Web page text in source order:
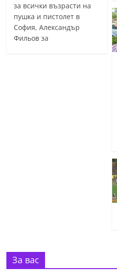
за всички възрасти на
пушка и пистолет в
София, Александър
Фильов за
За вас